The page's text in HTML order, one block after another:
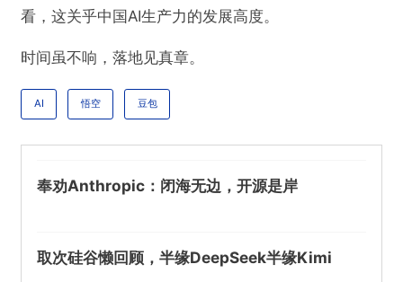
看，这关乎中国AI生产力的发展高度。
时间虽不响，落地见真章。
AI 悟空 豆包
奉劝Anthropic：闭海无边，开源是岸
取次硅谷懒回顾，半缘DeepSeek半缘Kimi